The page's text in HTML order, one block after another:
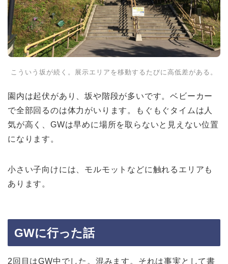
こういう坂が続く。展示エリアを移動するたびに高低差がある。
園内は起伏があり、坂や階段が多いです。ベビーカー
で全部回るのは体力がいります。もぐもぐタイムは人
気が高く、GWは早めに場所を取らないと見えない位置
になります。
小さい子向けには、モルモットなどに触れるエリアも
あります。
GWに行った話
2回目はGW中でした。混みます。それは事実として書